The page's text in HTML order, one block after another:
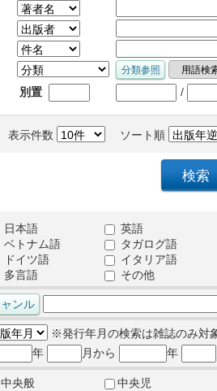
別置 /
表示件数 ソート順
日本語
英語
ベトナム語
タガログ語
ドイツ語
イタリア語
多言語
その他
※発行年月の検索は雑誌のみ対
年
月から 年
中央般
中央児